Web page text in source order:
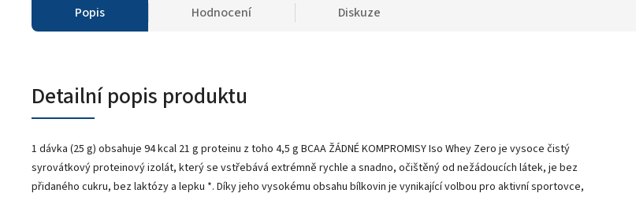
Popis Hodnocení Diskuze
Detailní popis produktu
1 dávka (25 g) obsahuje 94 kcal 21 g proteinu z toho 4,5 g BCAA ŽÁDNÉ KOMPROMISY Iso Whey Zero je vysoce čistý
syrovátkový proteinový izolát, který se vstřebává extrémně rychle a snadno, očištěný od nežádoucích látek, je bez
přidaného cukru, bez laktózy a lepku *. Díky jeho vysokému obsahu bílkovin je vynikající volbou pro aktivní sportovce,